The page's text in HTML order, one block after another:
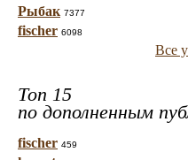
Рыбак 7377
fischer 6098
Все
Топ 15
по дополненным
fischer 459